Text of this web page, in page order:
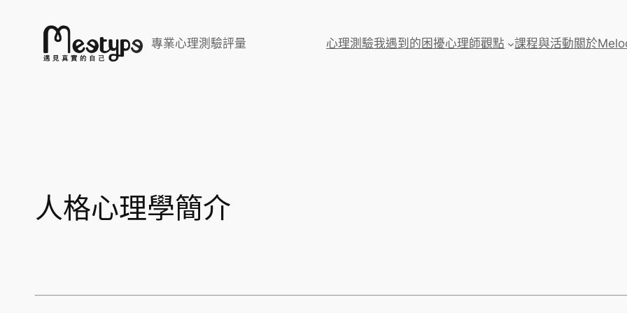
專業心理測驗評量 心理測驗我遇到的困擾心理師觀點 課程與活動關於
人格心理學簡介